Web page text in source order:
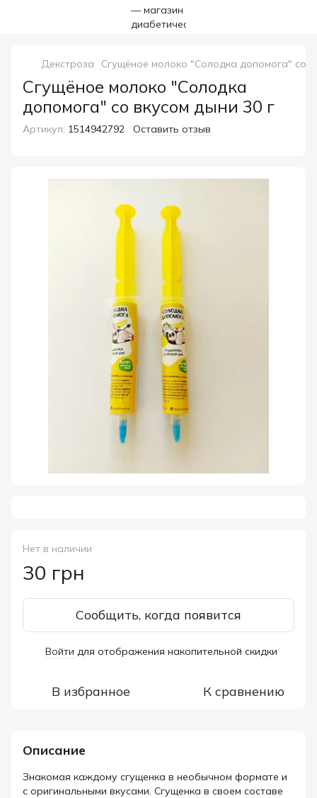
Декстроза Сгущёное молоко "Солодка допомога" со
Сгущёное молоко "Солодка
допомога" со вкусом дыни 30 г
Артикул: 1514942792 Оставить отзыв
Нет в наличии
30 грн
Сообщить, когда появится
Войти для отображения накопительной скидки
В избранное К сравнению
Описание
Знакомая каждому сгущенка в необычном формате и
с оригинальными вкусами. Сгущенка в своем составе